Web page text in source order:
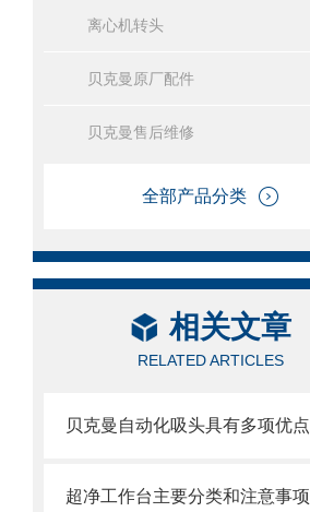
离心机转头
贝克曼原厂配件
贝克曼售后维修
全部产品分类
相关文章
RELATED ARTICLES
贝克曼自动化吸头具有多项优点